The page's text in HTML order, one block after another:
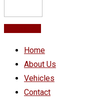
Home
About Us
Vehicles
Contact